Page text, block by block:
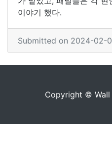
이야기 했다.
Submitted on 2024-02-
Copyright © Wall